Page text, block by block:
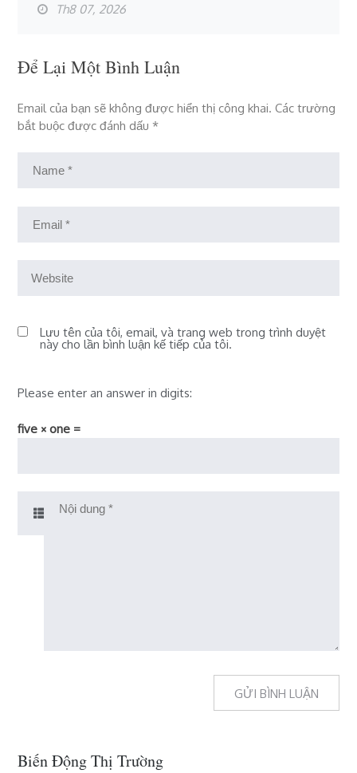
Th8 07, 2026
Để Lại Một Bình Luận
Email của bạn sẽ không được hiển thị công khai. Các trường
bắt buộc được đánh dấu*
Lưu tên của tôi, email, và trang web trong trình duyệt
này cho lần bình luận kế tiếp của tôi.
Please enter an answer in digits:
five × one =
Biến Động Thị Trường